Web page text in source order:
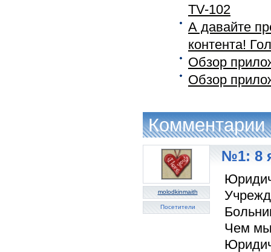
TV-102
А давайте
контента!
Обзор
Обзор
Комментарии
molodkinmaith
Посетители
№1: 8
Чем мы